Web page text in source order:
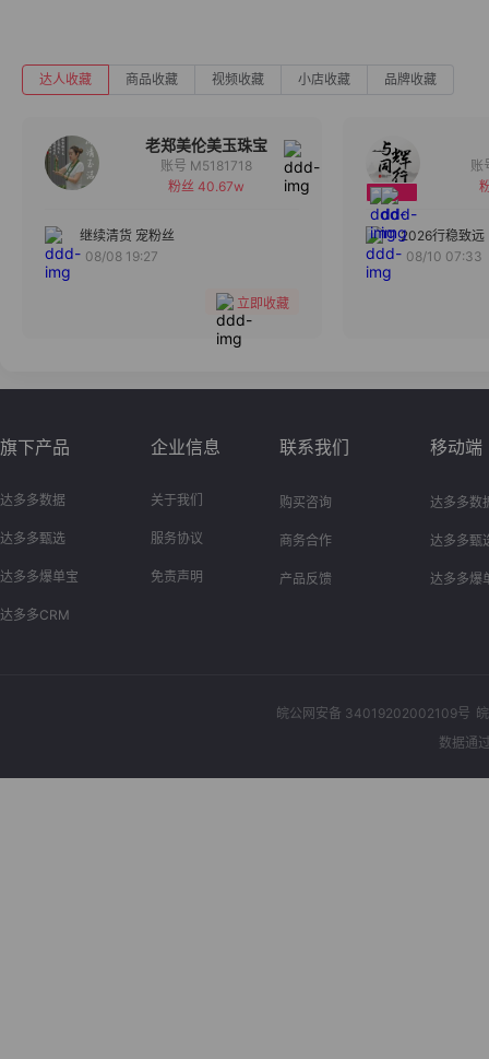
达人收藏 商品收藏 视频收藏 小店收藏 品牌收藏
老郑美伦美玉珠宝
备注
账号 M5181718
粉丝 40.67w
继续清货 宠粉丝
08/08 19:27
立即收藏
2026行稳致远
08/10 07:33
旗下产品
达多多数据
达多多甄选
达多多爆单宝
达多多CRM
企业信息
关于我们
服务协议
免责声明
联系我们
购买咨询
商务合作
产品反馈
移动端
达多多数
达多多甄
达多多爆
皖公网安备 34019202002109号
数据通